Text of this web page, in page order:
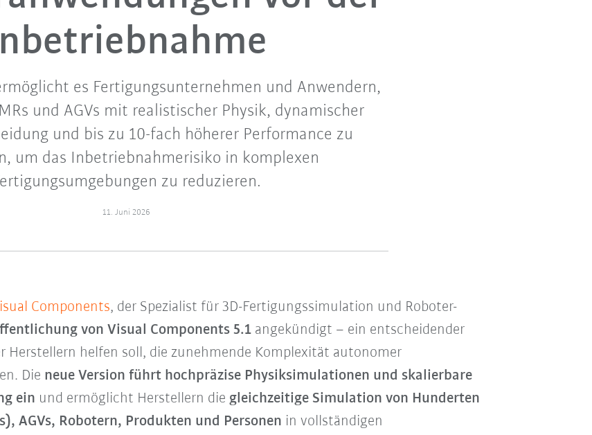
es Fertigungsunternehmen und Anwendern,
und AGVs mit realistischer Physik, dynamischer
und bis zu 10-fach höherer Performance zu
um das Inbetriebnahmerisiko in komplexen
zu reduzieren.
11. Juni 2026
Components, der Spezialist für 3D-Fertigungssimulation und Roboter-
von Visual Components 5.1 angekündigt – ein entscheidender
Herstellern helfen soll, die zunehmende Komplexität autonomer
Die neue Version führt hochpräzise Physiksimulationen und skalierbare
ein und ermöglicht Herstellern die gleichzeitige Simulation von Hunderten
AGVs, Robotern, Produkten und Personen in vollständigen